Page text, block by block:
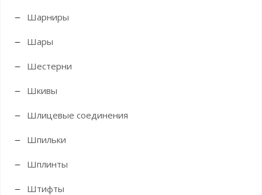
Шарниры
Шары
Шестерни
Шкивы
Шлицевые соединения
Шпильки
Шплинты
Штифты